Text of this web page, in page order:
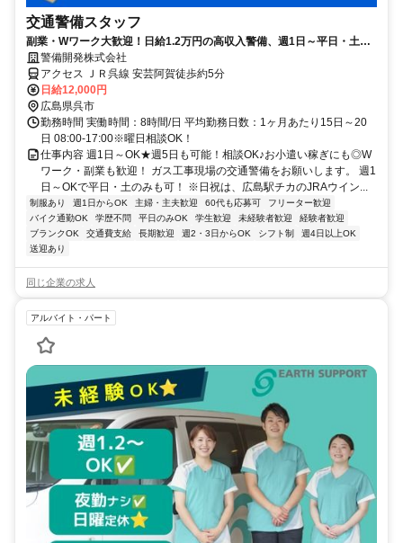
交通警備スタッフ
副業・Wワーク大歓迎！日給1.2万円の高収入警備、週1日～平日・土曜
のみもOK！
警備開発株式会社
アクセス ＪＲ呉線 安芸阿賀徒歩約5分
日給12,000円
広島県呉市
勤務時間 実働時間：8時間/日 平均勤務日数：1ヶ月あたり15日～20
日 08:00-17:00※曜日相談OK！
仕事内容 週1日～OK★週5日も可能！相談OK♪お小遣い稼ぎにも◎W
ワーク・副業も歓迎！ ガス工事現場の交通警備をお願いします。 週1
日～OKで平日・土のみも可！ ※日祝は、広島駅チカのJRAウイン...
制服あり 週1日からOK 主婦・主夫歓迎 60代も応募可
フリーター歓迎
バイク通勤OK
学歴不問 平日のみOK 学生歓迎 未経験者歓迎
経験者歓迎
ブランクOK
交通費支給 長期歓迎 週2・3日からOK シフト制
週4日以上OK
送迎あり
同じ企業の求人
アルバイト・パート